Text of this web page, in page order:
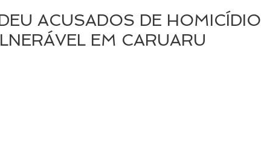
ACUSADOS DE HOMICÍDIO
EM CARUARU